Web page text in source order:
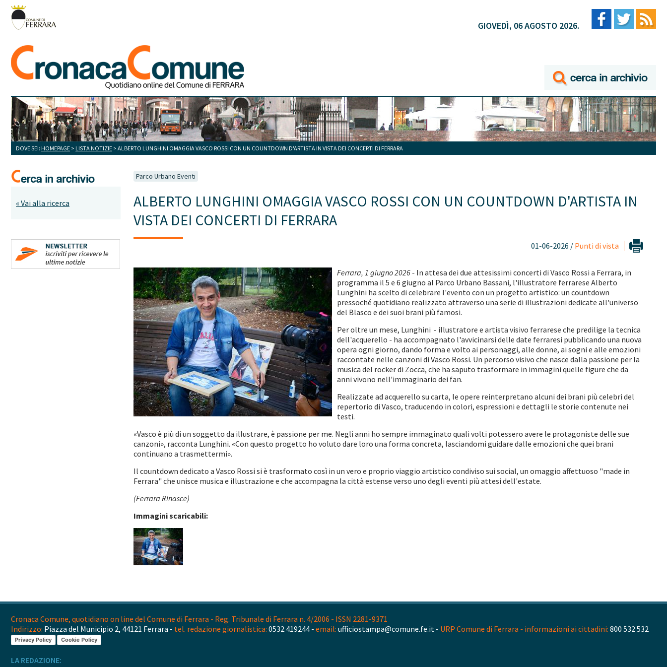
GIOVEDÌ, 06 AGOSTO 2026.
DOVE SEI: HOMEPAGE > LISTA NOTIZIE > ALBERTO LUNGHINI OMAGGIA VASCO ROSSI CON UN COUNTDOWN D'ARTISTA IN VISTA DEI CONCERTI DI FERRARA
« Vai alla ricerca
Parco Urbano Eventi
ALBERTO LUNGHINI OMAGGIA VASCO ROSSI CON UN COUNTDOWN D'ARTISTA IN
VISTA DEI CONCERTI DI FERRARA
01-06-2026 / Punti di vista
Ferrara, 1 giugno 2026 - In attesa dei due attesissimi concerti di Vasco Rossi a Ferrara, in
programma il 5 e 6 giugno al Parco Urbano Bassani, l'illustratore ferrarese Alberto
Lunghini ha scelto di celebrare l'evento con un progetto artistico: un countdown
pressoché quotidiano realizzato attraverso una serie di illustrazioni dedicate all'universo
del Blasco e dei suoi brani più famosi.
Per oltre un mese, Lunghini - illustratore e artista visivo ferrarese che predilige la tecnica
dell'acquerello - ha accompagnato l'avvicinarsi delle date ferraresi pubblicando una nuova
opera ogni giorno, dando forma e volto ai personaggi, alle donne, ai sogni e alle emozioni
raccontate nelle canzoni di Vasco Rossi. Un percorso visivo che nasce dalla passione per la
musica del rocker di Zocca, che ha saputo trasformare in immagini quelle figure che da
anni vivono nell'immaginario dei fan.
Realizzate ad acquerello su carta, le opere reinterpretano alcuni dei brani più celebri del
repertorio di Vasco, traducendo in colori, espressioni e dettagli le storie contenute nei
testi.
«Vasco è più di un soggetto da illustrare, è passione per me. Negli anni ho sempre immaginato quali volti potessero avere le protagoniste delle sue
canzoni», racconta Lunghini. «Con questo progetto ho voluto dare loro una forma concreta, lasciandomi guidare dalle emozioni che quei brani
continuano a trasmettermi».
Il countdown dedicato a Vasco Rossi si è trasformato così in un vero e proprio viaggio artistico condiviso sui social, un omaggio affettuoso "made in
Ferrara" che unisce musica e illustrazione e che accompagna la città estense verso uno degli eventi più attesi dell'estate.
(Ferrara Rinasce)
Immagini scaricabili:
Cronaca Comune, quotidiano on line del Comune di Ferrara - Reg. Tribunale di Ferrara n. 4/2006 - ISSN 2281-9371
Indirizzo: Piazza del Municipio 2, 44121 Ferrara - tel. redazione giornalistica: 0532 419244 - email: ufficiostampa@comune.fe.it - URP Comune di Ferrara - informazioni ai cittadini: 800 532 532
Privacy Policy Cookie Policy
LA REDAZIONE: